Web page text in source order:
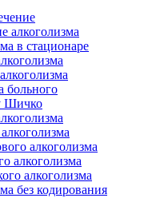
алкоголизма
в стационаре
больного
Шичко
алкоголизма
алкоголизма
алкоголизма
без кодирования